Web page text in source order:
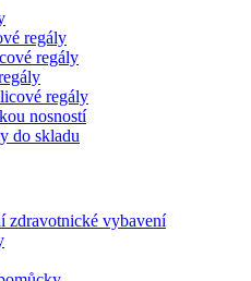
regály
regály
regály
nosností
do skladu
zdravotnické vybavení